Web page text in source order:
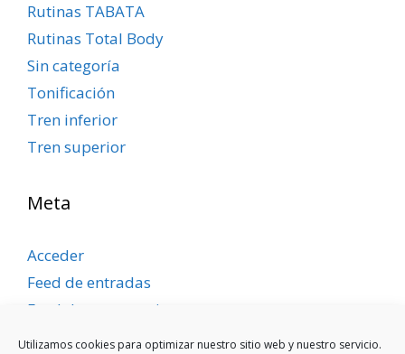
Utilizamos cookies para optimizar nuestro sitio web y nuestro servicio.
Rutinas TABATA
Rutinas Total Body
Sin categoría
Tonificación
Tren inferior
Tren superior
Meta
Acceder
Feed de entradas
Feed de comentarios
WordPress.org